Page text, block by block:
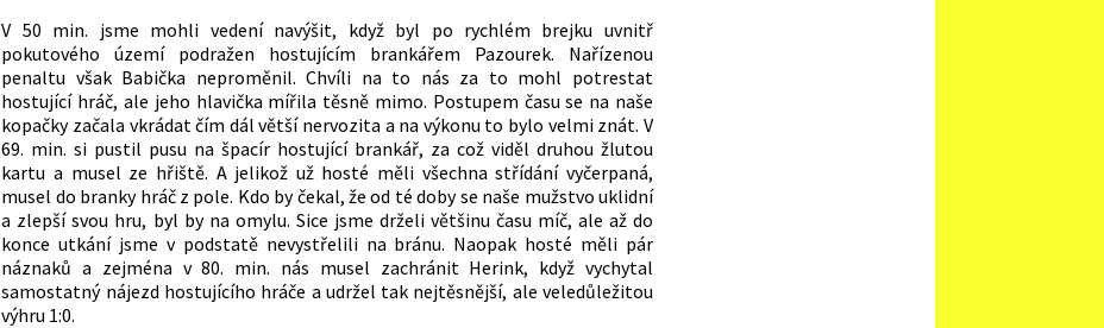
V 50 min. jsme mohli vedení navýšit, když byl po rychlém brejku uvnitř
pokutového území podražen hostujícím brankářem Pazourek. Nařízenou
penaltu však Babička neproměnil. Chvíli na to nás za to mohl potrestat
hostující hráč, ale jeho hlavička mířila těsně mimo. Postupem času se na naše
kopačky začala vkrádat čím dál větší nervozita a na výkonu to bylo velmi znát. V
69. min. si pustil pusu na špacír hostující brankář, za což viděl druhou žlutou
kartu a musel ze hřiště. A jelikož už hosté měli všechna střídání vyčerpaná,
musel do branky hráč z pole. Kdo by čekal, že od té doby se naše mužstvo uklidní
a zlepší svou hru, byl by na omylu. Sice jsme drželi většinu času míč, ale až do
konce utkání jsme v podstatě nevystřelili na bránu. Naopak hosté měli pár
náznaků a zejména v 80. min. nás musel zachránit Herink, když vychytal
samostatný nájezd hostujícího hráče a udržel tak nejtěsnější, ale veledůležitou
výhru 1:0.